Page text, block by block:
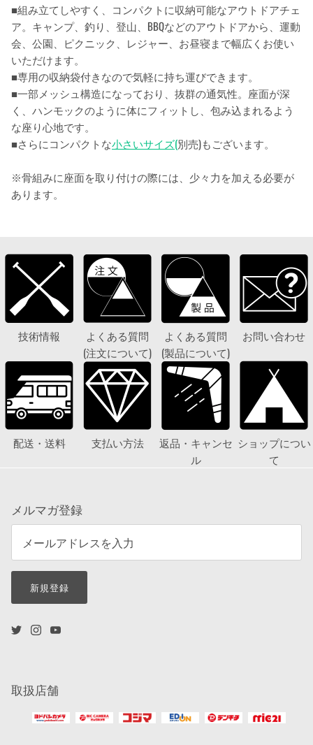
■組み立てしやすく、コンパクトに収納可能なアウトドアチェ
ア。キャンプ、釣り、登山、BBQなどのアウトドアから、運動
会、公園、ピクニック、レジャー、お昼寝まで幅広くお使い
いただけます。
■専用の収納袋付きなので気軽に持ち運びできます。
■一部メッシュ構造になっており、抜群の通気性。座面が深
く、ハンモックのように体にフィットし、包み込まれるよう
な座り心地です。
■さらにコンパクトな小さいサイズ(別売)もございます。
※骨組みに座面を取り付けの際には、少々力を加える必要が
あります。
技術情報
よくある質問
(注文について)
よくある質問
(製品について)
お問い合わせ
配送・送料 支払い方法
返品・キャンセ
ル
ショップについ
て
メルマガ登録
新規登録
取扱店舗